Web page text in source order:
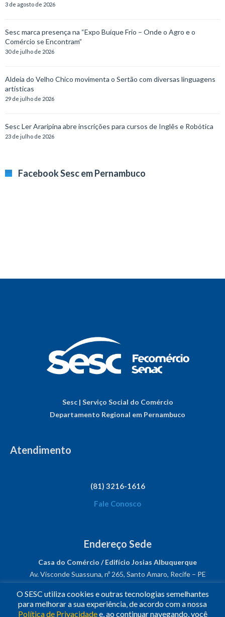
3 de agosto de 2026
Sesc marca presença na “Expo Buíque Frio – Onde o Agro e o
Comércio se Encontram”
30 de julho de 2026
Aldeia do Velho Chico movimenta o Sertão com diversas linguagens
artísticas
29 de julho de 2026
Sesc Ler Araripina abre inscrições para cursos de Inglês e Robótica
23 de julho de 2026
Facebook Sesc em Pernambuco
Sesc | Serviço Social do Comércio
Departamento Regional em Pernambuco
Atendimento
(81) 3216-1616
Fale Conosco
Endereço Sede
Casa do Comércio / Edifício Josias Albuquerque
Av. Visconde Suassuna, nº 265, Santo Amaro, Recife – PE
CNPJ: 03.482.931/0001-61
O SESC utiliza cookies e outras tecnologias semelhantes
para melhorar a sua experiência, de acordo com a nossa
Política de Privacidadee, ao continuar navegando, você